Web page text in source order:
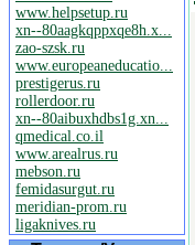
www.helpsetup.ru
xn--80aagkqppxqe8h.x...
zao-szsk.ru
www.europeaneducatio...
prestigerus.ru
rollerdoor.ru
xn--80aibuxhdbs1g.xn...
qmedical.co.il
www.arealrus.ru
mebson.ru
femidasurgut.ru
meridian-prom.ru
ligaknives.ru